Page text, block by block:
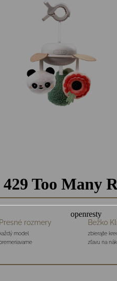
Presné rozmery
každý model
Bežko
zbierajte
zľavu na